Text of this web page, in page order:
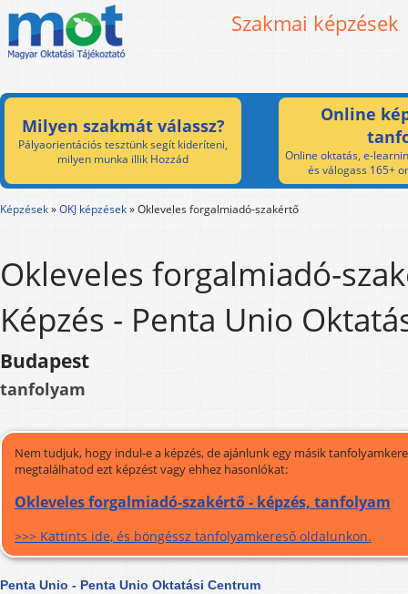
Szakmai képzések
Milyen szakmát válassz?
Pályaorientációs tesztünk segít kideríteni,
milyen munka illik Hozzád
Online
Online oktatás, e-
és válogass 165+
Képzések»OKJ képzések»Okleveles forgalmiadó-szakértő
Okleveles forgalmiadó-
Képzés - Penta Unio
Budapest
tanfolyam
Nem tudjuk, hogy indul-e a képzés, de ajánlunk egy másik
megtalálhatod ezt képzést vagy ehhez hasonlókat:
Okleveles forgalmiadó-szakértő - képzés, tanfolyam
>>> Kattints ide, és böngéssz tanfolyamkereső oldalunkon.
Penta Unio - Penta Unio Oktatási Centrum